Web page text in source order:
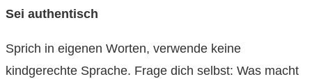
Sei authentisch
Sprich in eigenen Worten, verwende keine
kindgerechte Sprache. Frage dich selbst: Was macht